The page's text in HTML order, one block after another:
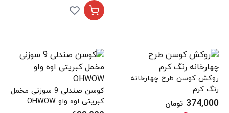
روکش کوسن طرح چهارخانه
رنگ کرم
374,000 تومان
کوسن صندلی 9 سوزنی مخمل
کبریتی اوه واو OHWOW